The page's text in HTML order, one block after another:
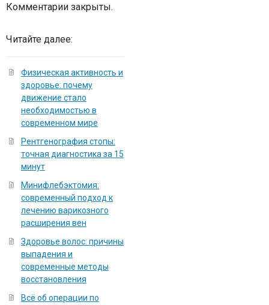
Комментарии закрыты.
Читайте далее:
Физическая активность и
здоровье: почему
движение стало
необходимостью в
современном мире
Рентгенография стопы:
точная диагностика за 15
минут
Минифлебэктомия:
современный подход к
лечению варикозного
расширения вен
Здоровье волос: причины
выпадения и
современные методы
восстановления
Всё об операции по